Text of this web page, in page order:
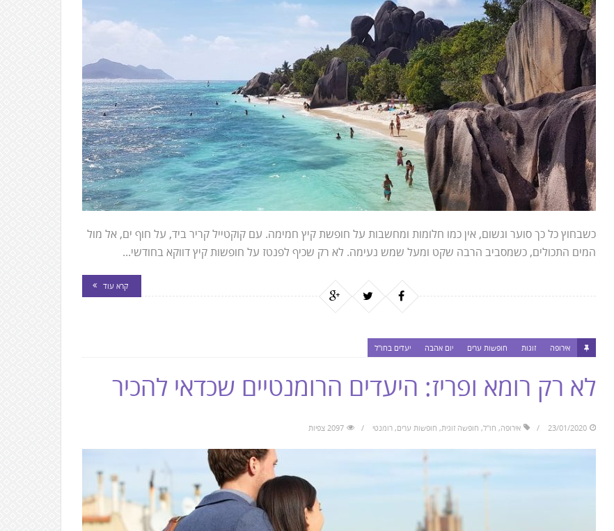
area
כשבחוץ כל כך סוער וגשום, אין כמו חלומות ומחשבות על חופשת קיץ חמימה. עם קוקטייל קריר ביד, על חוף ים, אל מול
המים התכולים, כשמסביב הרבה שקט ומעל שמש נעימה. לא רק שכיף לפנטז על חופשות קיץ דווקא בחודשי...
קרא עוד
אירופה זוגות חופשות ערים יום אהבה יעדים בחו"ל
לא רק רומא ופריז: היעדים הרומנטיים שכדאי להכיר
23/01/2020 אירופה, חו"ל, חופשה זוגית, חופשות ערים,רומנטי 2097 צפיות